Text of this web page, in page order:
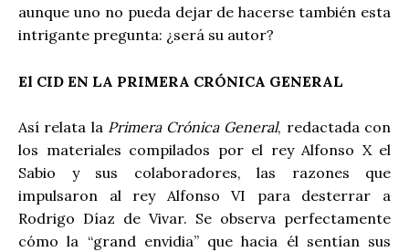
aunque uno no pueda dejar de hacerse también esta
intrigante pregunta: ¿será su autor?
El CID EN LA PRIMERA CRÓNICA GENERAL
Así relata la Primera Crónica General, redactada con
los materiales compilados por el rey Alfonso X el
Sabio y sus colaboradores, las razones que
impulsaron al rey Alfonso VI para desterrar a
Rodrigo Díaz de Vivar. Se observa perfectamente
cómo la “grand envidia” que hacia él sentían sus